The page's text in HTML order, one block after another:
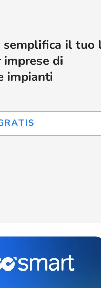
il tuo
di
impianti